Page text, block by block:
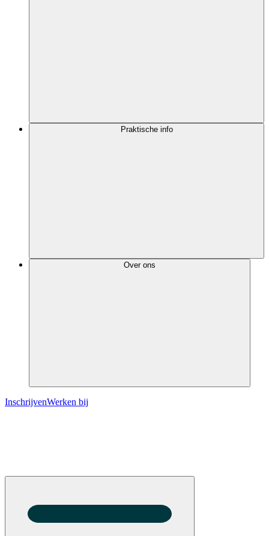
Praktische info
Over ons
InschrijvenWerken bij